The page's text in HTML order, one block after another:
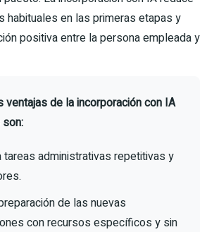
habituales en las primeras etapas y
positiva entre la persona empleada y
ventajas de la incorporación con IA
tareas administrativas repetitivas y
de las nuevas
con recursos específicos y sin